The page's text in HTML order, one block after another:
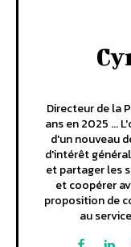
Directeur de la
ans en 2025 ...
d'un nouveau
d'intérêt
et partager les
et coopérer
proposition de
au